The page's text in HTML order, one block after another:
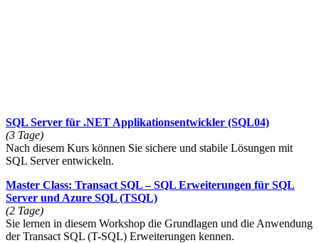
SQL Server für .NET Applikationsentwickler (SQL04)
(3 Tage)
Nach diesem Kurs können Sie sichere und stabile Lösungen mit
SQL Server entwickeln.
Master Class: Transact SQL – SQL Erweiterungen für SQL
Server und Azure SQL (TSQL)
(2 Tage)
Sie lernen in diesem Workshop die Grundlagen und die Anwendung
der Transact SQL (T-SQL) Erweiterungen kennen.